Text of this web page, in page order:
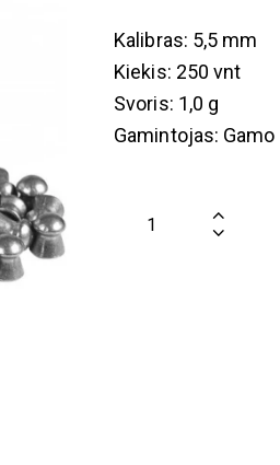
Kalibras: 5,5 mm
Kiekis: 250 vnt
Svoris: 1,0 g
Gamintojas: Gamo